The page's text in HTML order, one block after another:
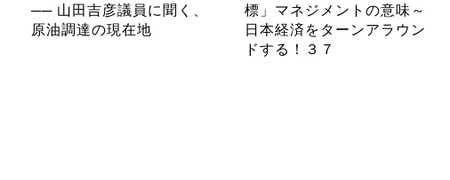
── 山田吉彦議員に聞く、
原油調達の現在地
標」マネジメントの意味～
日本経済をターンアラウン
ドする！３７